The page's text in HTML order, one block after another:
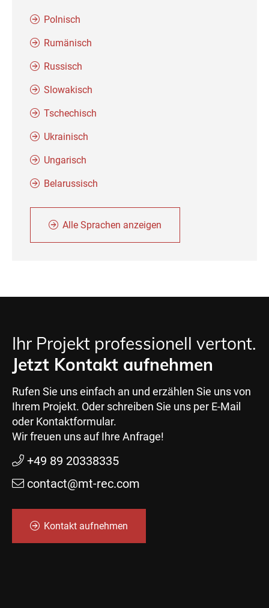
Polnisch
Rumänisch
Russisch
Slowakisch
Tschechisch
Ukrainisch
Ungarisch
Belarussisch
Alle Sprachen anzeigen
Ihr Projekt professionell vertont.
Jetzt Kontakt aufnehmen
Rufen Sie uns einfach an und erzählen Sie uns von
Ihrem Projekt. Oder schreiben Sie uns per E-Mail
oder Kontaktformular.
Wir freuen uns auf Ihre Anfrage!
+49 89 20338335
contact@mt-rec.com
Kontakt aufnehmen